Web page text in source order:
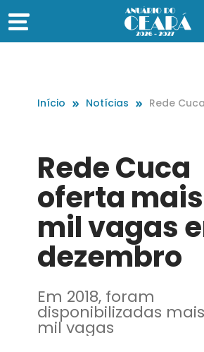
Início Notícias
Rede
Rede Cuca
oferta
mil vagas
dezembro
Em 2018, foram
disponibilizadas
mil vagas